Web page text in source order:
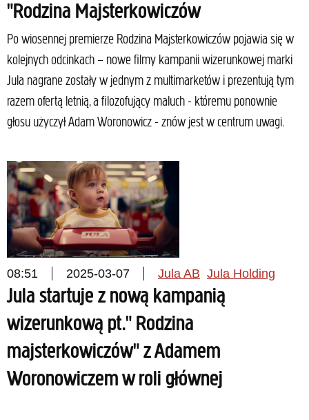
"Rodzina Majsterkowiczów
Po wiosennej premierze Rodzina Majsterkowiczów pojawia się w
kolejnych odcinkach – nowe filmy kampanii wizerunkowej marki
Jula nagrane zostały w jednym z multimarketów i prezentują tym
razem ofertą letnią, a filozofujący maluch - któremu ponownie
głosu użyczył Adam Woronowicz - znów jest w centrum uwagi.
08:51 2025-03-07 Jula AB Jula Holding
Jula startuje z nową kampanią
wizerunkową pt." Rodzina
majsterkowiczów" z Adamem
Woronowiczem w roli głównej